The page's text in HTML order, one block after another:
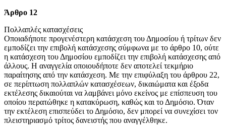
Άρθρο 12
Πολλαπλές κατασχέσεις
Οποιαδήποτε προγενέστερη κατάσχεση του Δημοσίου ή τρίτων δεν
εμποδίζει την επιβολή κατάσχεσης σύμφωνα με το άρθρο 10, ούτε
η κατάσχεση του Δημοσίου εμποδίζει την επιβολή κατάσχεσης από
άλλους. Η αναγγελία οποιουδήποτε δεν αποτελεί τεκμήριο
παραίτησης από την κατάσχεση. Με την επιφύλαξη του άρθρου 22,
σε περίπτωση πολλαπλών κατασχέσεων, δικαιώματα και έξοδα
εκτέλεσης δικαιούται να λαμβάνει μόνο εκείνος με επίσπευση του
οποίου περατώθηκε η κατακύρωση, καθώς και το Δημόσιο. Όταν
την εκτέλεση επισπεύδει το Δημόσιο, δεν μπορεί να συνεχίσει τον
πλειστηριασμό τρίτος δανειστής που αναγγέλθηκε.